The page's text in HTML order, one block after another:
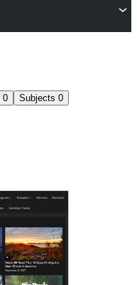
0 Subjects 0